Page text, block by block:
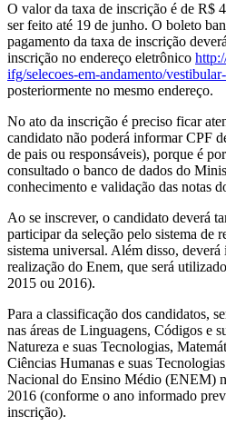
O valor da taxa de inscrição é de R$
ser feito até 19 de junho. O boleto
pagamento da taxa de inscrição
inscrição no endereço eletrônico
ifg/selecoes-em-andamento/
posteriormente no mesmo endereço.
No ato da inscrição é preciso ficar
candidato não poderá informar CPF
de pais ou responsáveis), porque é
consultado o banco de dados do
conhecimento e validação das notas
Ao se inscrever, o candidato deverá
participar da seleção pelo sistema de
sistema universal. Além disso,
realização do Enem, que será
2015 ou 2016).
Para a classificação dos candidatos,
nas áreas de Linguagens, Códigos e
Natureza e suas Tecnologias,
Ciências Humanas e suas
Nacional do Ensino Médio (ENEM)
2016 (conforme o ano informado
inscrição).